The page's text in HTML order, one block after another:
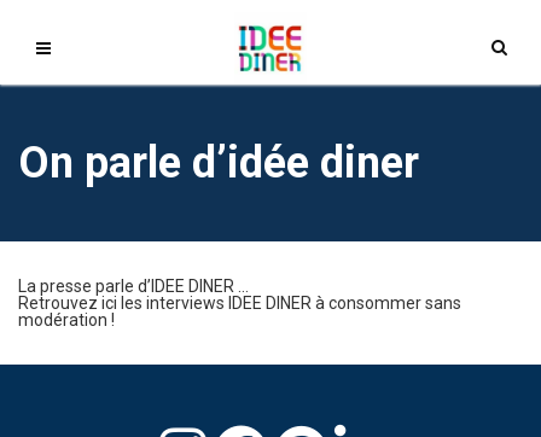
On parle d’idée diner
La presse parle d’IDEE DINER …
Retrouvez ici les interviews IDEE DINER à consommer sans
modération !